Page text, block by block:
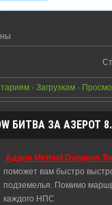
· Загрузкам ·
БИТВА ЗА АЗЕРОТ
Аддон Method Dungeon
поможет вам быстро
подземелья. Помимо
каждого НПС